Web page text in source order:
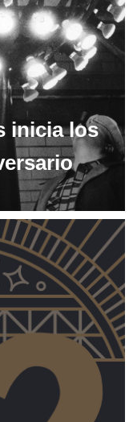
inicia los